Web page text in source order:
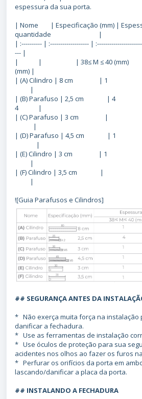
espessura da sua porta.
| Nome | Especificação (mm) |
quantidade |
| :---------- | :------------------- |
--- |
| | | 38≤ M ≤ 40 (mm)
(mm) |
| (A) Cilindro | 8
|
| (B) Parafuso |
4 |
| (C) Parafuso |
|
| (D) Parafuso |
|
| (E) Cilindro | 3
|
| (F) Cilindro |
|
![Guia Parafusos e Cilindros]
## SEGURANÇA ANTES DA
* Não exerça muita força na instalação
danificar a fechadura.
* Use as ferramentas de instalação
* Use óculos de proteção para sua
acidentes nos olhos ao fazer os furos
* Perfurar os orifícios da porta em
lascando/danificar a placa da porta.
## INSTALANDO A FECHADURA